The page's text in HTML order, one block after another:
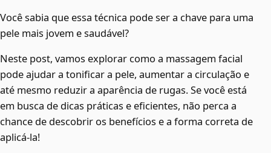
Você sabia que essa técnica pode ser a chave para uma
pele mais jovem e saudável?
Neste post, vamos explorar como a massagem facial
pode ajudar a tonificar a pele, aumentar a circulação e
até mesmo reduzir a aparência de rugas. Se você está
em busca de dicas práticas e eficientes, não perca a
chance de descobrir os benefícios e a forma correta de
aplicá-la!